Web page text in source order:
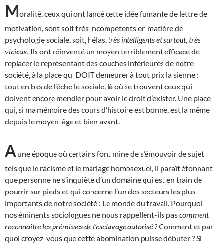
Moralité, ceux qui ont lancé cette idée fumante de lettre de
motivation, sont soit très incompétents en matière de
psychologie sociale, soit, hélas, très intelligents et surtout, très
vicieux. Ils ont réinventé un moyen terriblement efficace de
replacer le représentant des couches inférieures de notre
société, à la place qui DOIT demeurer à tout prix la sienne :
tout en bas de l’échelle sociale, là où se trouvent ceux qui
doivent encore mendier pour avoir le droit d’exister. Une place
qui, si ma mémoire des cours d’histoire est bonne, est la même
depuis le moyen-âge et bien avant.
A une époque où certains font mine de s’émouvoir de sujet
tels que le racisme et le mariage homosexuel, il paraît étonnant
que personne ne s’inquiète d’un domaine qui est en train de
pourrir sur pieds et qui concerne l’un des secteurs les plus
importants de notre société : Le monde du travail. Pourquoi
nos éminents sociologues ne nous rappellent-ils pascomment
reconnaître les prémisses de l’esclavage autorisé ?Comment et par
quoi croyez-vous que cette abomination puisse débuter ? Si